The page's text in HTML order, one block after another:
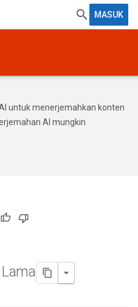
MASUK
untuk menerjemahkan konten
AI mungkin